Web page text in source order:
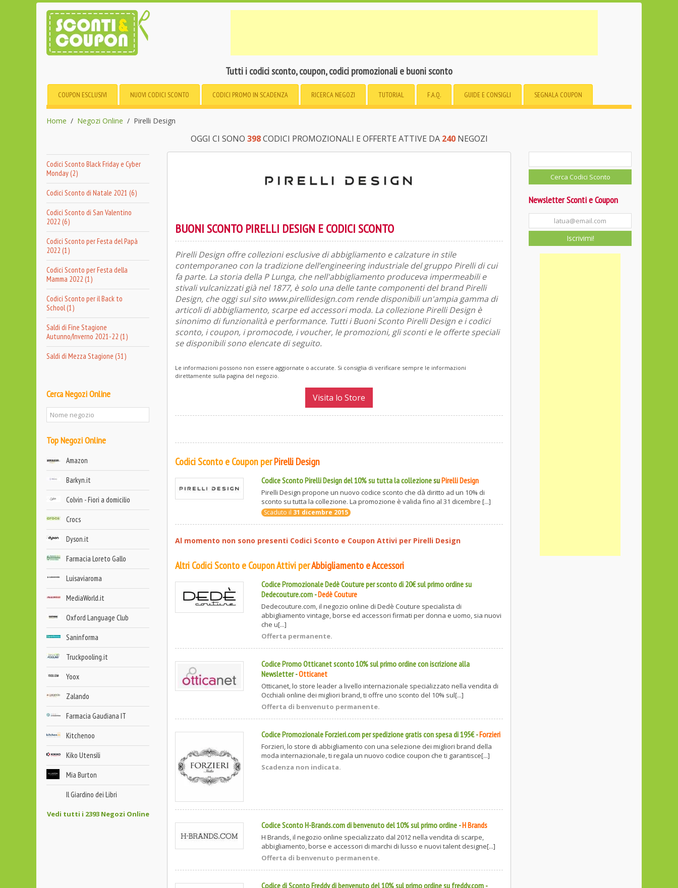
Tutti i codici sconto, coupon, codici promozionali e buoni sconto
COUPON ESCLUSIVI NUOVI CODICI SCONTO CODICI PROMO IN SCADENZA RICERCA NEGOZI TUTORIAL F.A.Q. GUIDE E CONSIGLI SEGNALA COUPON
Home Negozi Online Pirelli Design
OGGI CI SONO 398CODICI PROMOZIONALI E OFFERTE ATTIVE DA 240NEGOZI
Codici Sconto Black Friday e Cyber
Monday (2)
Codici Sconto di Natale 2021 (6)
Codici Sconto di San Valentino
2022 (6)
Codici Sconto per Festa del Papà
2022 (1)
Codici Sconto per Festa della
Mamma 2022 (1)
Codici Sconto per il Back to
School (1)
Saldi di Fine Stagione
Autunno/Inverno 2021-22 (1)
Saldi di Mezza Stagione (31)
Cerca Negozi Online
Top Negozi Online
Amazon
Barkyn.it
Colvin - Fiori a domicilio
Crocs
Dyson.it
Farmacia Loreto Gallo
Luisaviaroma
MediaWorld.it
Oxford Language Club
Saninforma
Truckpooling.it
Yoox
Zalando
Farmacia Gaudiana IT
Kitchenoo
Kiko Utensili
Mia Burton
Il Giardino dei Libri
Vedi tutti i 2393 Negozi Online
BUONI SCONTO PIRELLI DESIGN E CODICI SCONTO
Pirelli Design offre collezioni esclusive di abbigliamento e calzature in stile
contemporaneo con la tradizione dell’engineering industriale del gruppo Pirelli di cui
fa parte. La storia della P Lunga, che nell'abbigliamento produceva impermeabili e
stivali vulcanizzati già nel 1877, è solo una delle tante componenti del brand Pirelli
Design, che oggi sul sito www.pirellidesign.com rende disponibili un'ampia gamma di
articoli di abbigliamento, scarpe ed accessori moda. La collezione Pirelli Design è
sinonimo di funzionalità e performance. Tutti i Buoni Sconto Pirelli Design e i codici
sconto, i coupon, i promocode, i voucher, le promozioni, gli sconti e le offerte speciali
se disponibili sono elencate di seguito.
Le informazioni possono non essere aggiornate o accurate. Si consiglia di verificare sempre le informazioni
direttamente sulla pagina del negozio.
Visita lo Store
Codici Sconto e Coupon perPirelli Design
Codice Sconto Pirelli Design del 10% su tutta la collezionesuPirelli Design
Pirelli Design propone un nuovo codice sconto che dà diritto ad un 10% di
sconto su tutta la collezione. La promozione è valida fino al 31 dicembre [...]
Scaduto il 31 dicembre 2015
Al momento non sono presenti Codici Sconto e Coupon Attivi per Pirelli Design
Altri Codici Sconto e Coupon Attivi perAbbigliamento e Accessori
Codice Promozionale Dedè Couture per sconto di 20€ sul primo ordine su
Dedecouture.com -Dedè Couture
Dedecouture.com, il negozio online di Dedè Couture specialista di
abbigliamento vintage, borse ed accessori firmati per donna e uomo, sia nuovi
che u[...]
Offerta permanente.
Codice Promo Otticanet sconto 10% sul primo ordine con iscrizione alla
Newsletter-Otticanet
Otticanet, lo store leader a livello internazionale specializzato nella vendita di
Occhiali online dei migliori brand, ti offre uno sconto del 10% sul[...]
Offerta di benvenuto permanente.
Codice Promozionale Forzieri.com per spedizione gratis con spesa di 195€-Forzieri
Forzieri, lo store di abbigliamento con una selezione dei migliori brand della
moda internazionale, ti regala un nuovo codice coupon che ti garantisce[...]
Scadenza non indicata.
Codice Sconto H-Brands.com di benvenuto del 10% sul primo ordine -H Brands
H Brands, il negozio online specializzato dal 2012 nella vendita di scarpe,
abbigliamento, borse e accessori di marchi di lusso e nuovi talent designe[...]
Offerta di benvenuto permanente.
Codice di Sconto Freddy di benvenuto del 10% sul primo ordine su freddy.com -
Newsletter Sconti e Coupon
Iscrivimi!